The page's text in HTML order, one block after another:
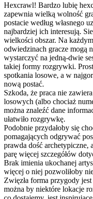
Hexcrawl! Bardzo lubię
zapewnia wielką wolność
postacie według własnego
najbardziej ich interesują.
wielkości obszar. Na
odwiedzinach gracze mogą
wystarczyć na jedną-dwie
takiej formy rozgrywki.
spotkania losowe, a w
nową postać.
Szkoda, że praca nie
losowych (albo chociaż
można znaleźć dane
ułatwiło rozgrywkę.
Podobnie przydałoby się
pomagających odgrywać
prawda dość archetypiczne,
parę więcej szczegółów
Brak imienia ukochanej
więcej o niej pozwoliłoby
Zwięzła forma przygody
można by niektóre lokacje